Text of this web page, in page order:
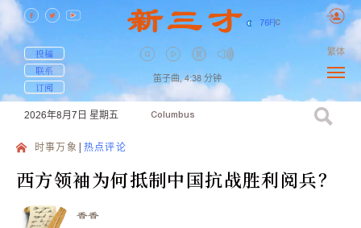
76F| C
投稿
联系
订阅
笛子曲, 4:38 分钟
繁体
2026年8月7日 星期五 Columbus
时事万象 热点评论
西方领袖为何抵制中国抗战胜利阅兵？
香香